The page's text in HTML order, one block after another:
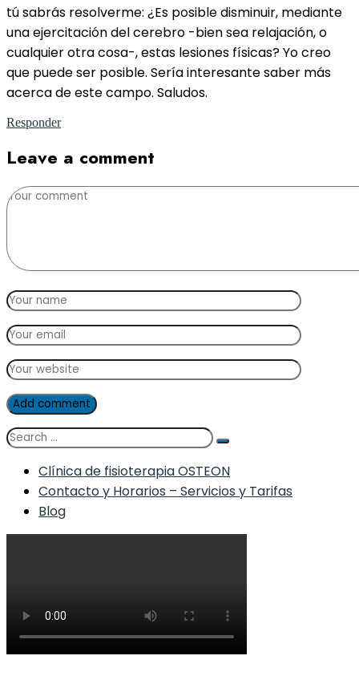
tú sabrás resolverme: ¿Es posible disminuir, mediante
una ejercitación del cerebro -bien sea relajación, o
cualquier otra cosa-, estas lesiones físicas? Yo creo
que puede ser posible. Sería interesante saber más
acerca de este campo. Saludos.
Responder
Leave a comment
Add comment
Clínica de fisioterapia OSTEON
Contacto y Horarios – Servicios y Tarifas
Blog